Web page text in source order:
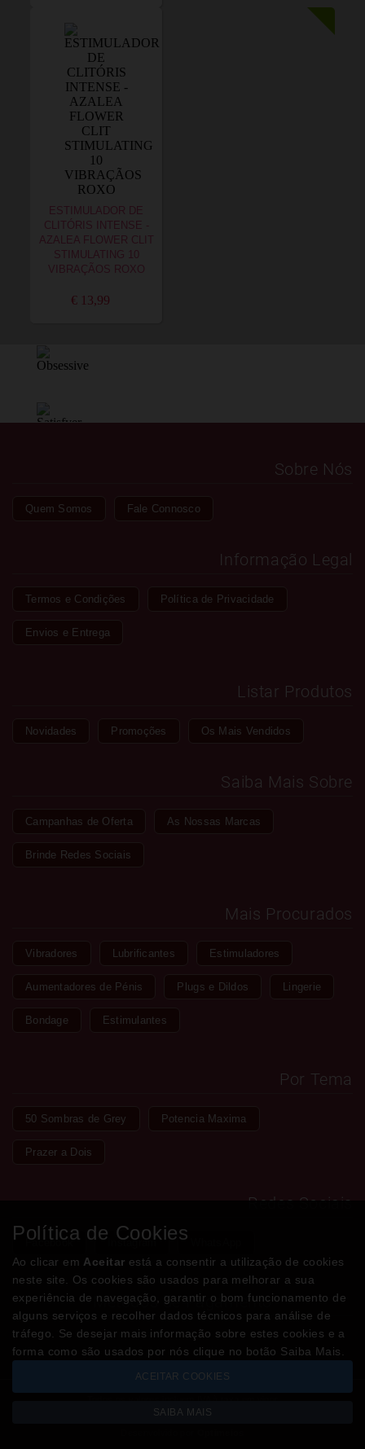
ESTIMULADOR DE
CLITÓRIS INTENSE -
AZALEA FLOWER CLIT
STIMULATING 10
VIBRAÇÃOS ROXO
€ 13,99
Sobre Nós
Quem Somos Fale Connosco
Informação Legal
Termos e Condições Política de Privacidade
Envios e Entrega
Listar Produtos
Novidades Promoções Os Mais Vendidos
Saiba Mais Sobre
Campanhas de Oferta As Nossas Marcas
Brinde Redes Sociais
Mais Procurados
Vibradores Lubrificantes Estimuladores
Aumentadores de Pénis Plugs e Dildos Lingerie
Bondage Estimulantes
Por Tema
50 Sombras de Grey Potencia Maxima
Prazer a Dois
Redes Sociais
Facebook Instagram
Métodos de Pagamento
Copyright © LOJADODESEJO.pt 2026
Política de Cookies
Ao clicar em Aceitar está a consentir a utilização de cookies
neste site. Os cookies são usados para melhorar a sua
experiência de navegação, garantir o bom funcionamento de
alguns serviços e recolher dados técnicos para análise de
tráfego. Se desejar mais informação sobre estes cookies e a
forma como são usados por nós clique no botão Saiba Mais.
ACEITAR COOKIES
SAIBA MAIS